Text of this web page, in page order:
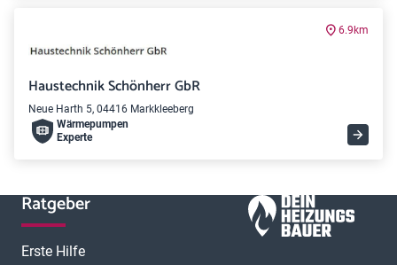
6.9km
Haustechnik Schönherr GbR
Neue Harth 5, 04416 Markkleeberg
Wärme­pumpen
Experte
Ratgeber
Erste Hilfe